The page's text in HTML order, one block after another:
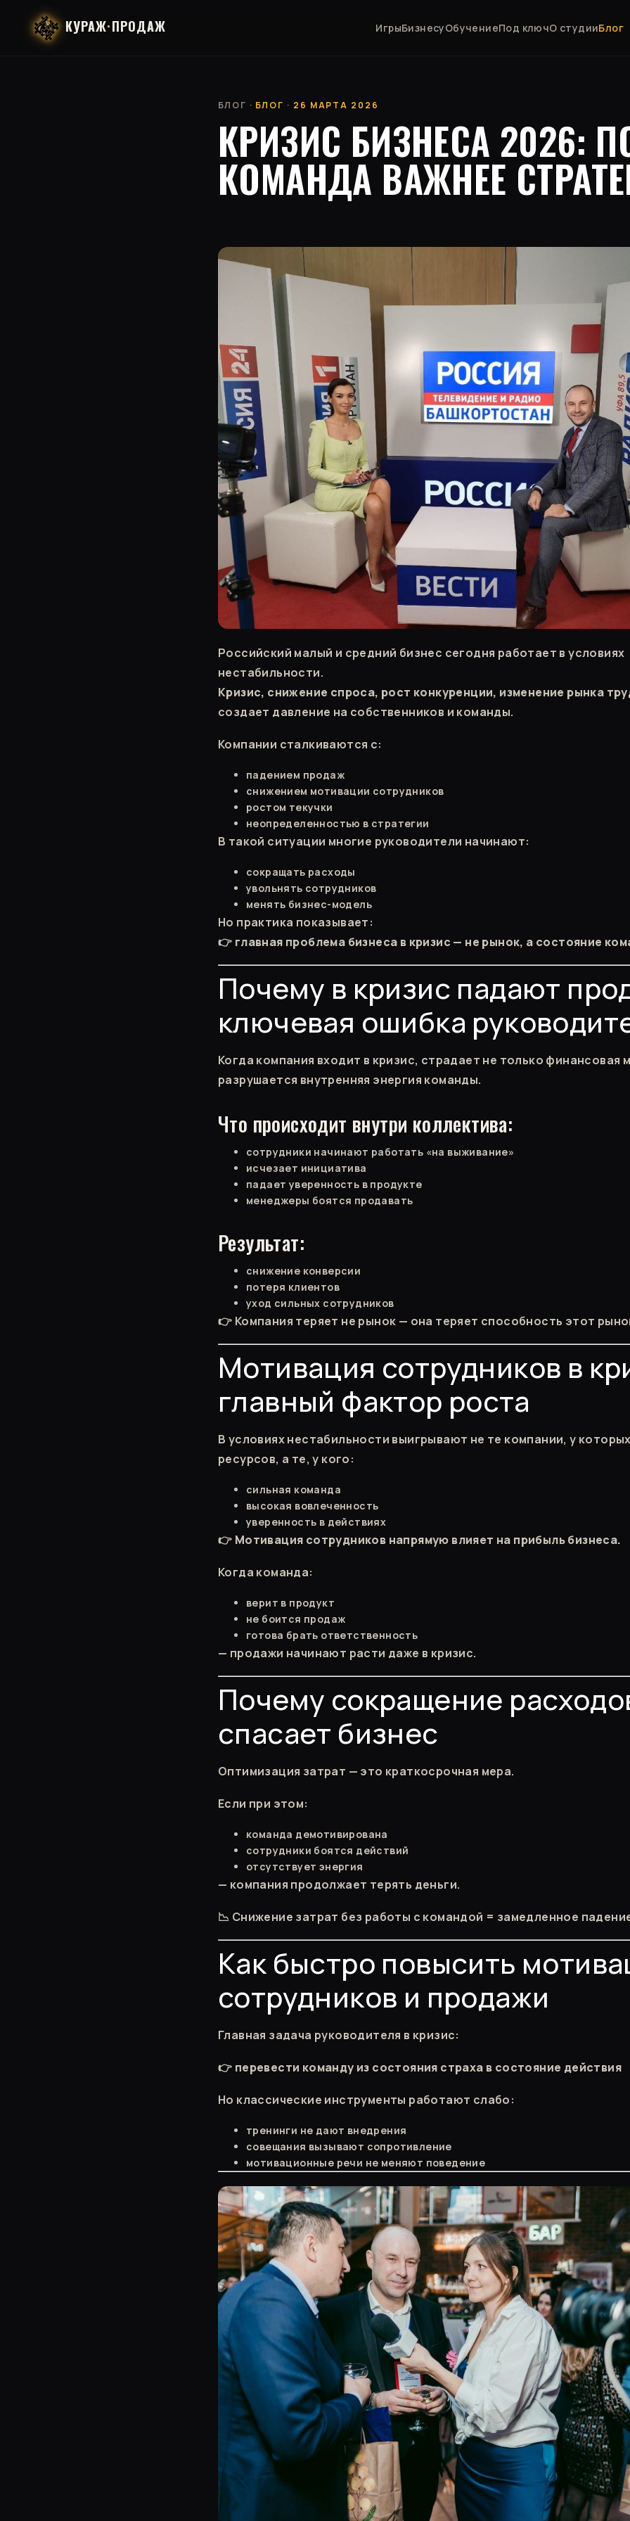
КУРАЖ·ПРОДАЖ ИгрыБизнесуОбучениеПод ключО студииБлог
БЛОГ · БЛОГ · 26 МАРТА 2026
КРИЗИС БИЗНЕСА 2026:
КОМАНДА ВАЖНЕЕ
Российский малый и средний бизнес сегодня работает в условиях
нестабильности.
Кризис, снижение спроса, рост конкуренции, изменение рынка
создает давление на собственников и команды.
Компании сталкиваются с:
падением продаж
снижением мотивации сотрудников
ростом текучки
неопределенностью в стратегии
В такой ситуации многие руководители начинают:
сокращать расходы
увольнять сотрудников
менять бизнес-модель
Но практика показывает:
👉 главная проблема бизнеса в кризис — не рынок, а состояние
Почему в кризис падают
ключевая ошибка
Когда компания входит в кризис, страдает не только финансовая
разрушается внутренняя энергия команды.
Что происходит внутри коллектива:
сотрудники начинают работать «на выживание»
исчезает инициатива
падает уверенность в продукте
менеджеры боятся продавать
Результат:
снижение конверсии
потеря клиентов
уход сильных сотрудников
👉 Компания теряет не рынок — она теряет способность этот
Мотивация сотрудников в
главный фактор роста
В условиях нестабильности выигрывают не те компании, у
ресурсов, а те, у кого:
сильная команда
высокая вовлеченность
уверенность в действиях
👉 Мотивация сотрудников напрямую влияет на прибыль бизнеса.
Когда команда:
верит в продукт
не боится продаж
готова брать ответственность
— продажи начинают расти даже в кризис.
Почему сокращение
спасает бизнес
Оптимизация затрат — это краткосрочная мера.
Если при этом:
команда демотивирована
сотрудники боятся действий
отсутствует энергия
— компания продолжает терять деньги.
📉 Снижение затрат без работы с командой = замедленное
Как быстро повысить
сотрудников и продажи
Главная задача руководителя в кризис:
👉 перевести команду из состояния страха в состояние действия
Но классические инструменты работают слабо:
тренинги не дают внедрения
совещания вызывают сопротивление
мотивационные речи не меняют поведение